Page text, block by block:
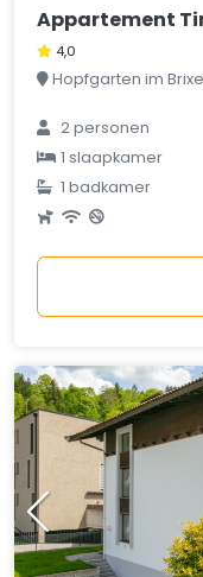
Appartement
4,0
Hopfgarten im
2 personen
1 slaapkamer
1 badkamer